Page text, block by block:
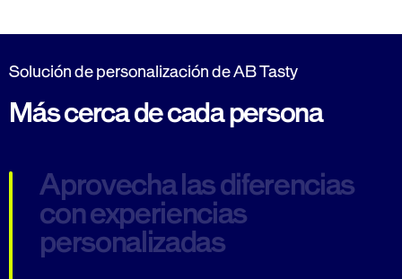
Solución de personalización de AB Tasty
Más cerca de cada persona
Aprovecha las diferencias
con experiencias
personalizadas